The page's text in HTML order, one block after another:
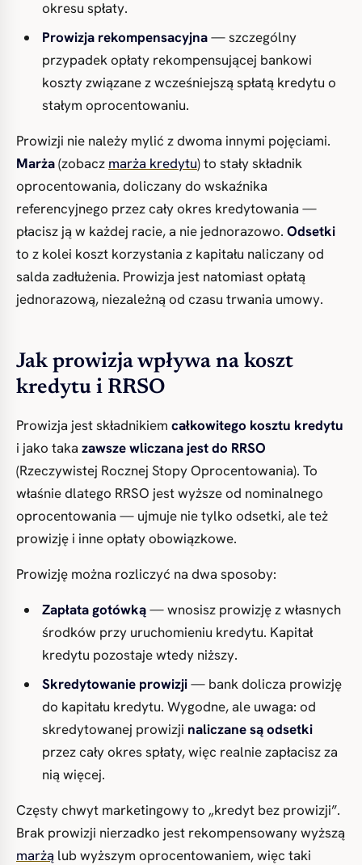
okresu spłaty.
Prowizja rekompensacyjna— szczególny
przypadek opłaty rekompensującej bankowi
koszty związane z wcześniejszą spłatą kredytu o
stałym oprocentowaniu.
Prowizji nie należy mylić z dwoma innymi pojęciami.
Marża(zobacz marża kredytu) to stały składnik
oprocentowania, doliczany do wskaźnika
referencyjnego przez cały okres kredytowania —
płacisz ją w każdej racie, a nie jednorazowo. Odsetki
to z kolei koszt korzystania z kapitału naliczany od
salda zadłużenia. Prowizja jest natomiast opłatą
jednorazową, niezależną od czasu trwania umowy.
Jak prowizja wpływa na koszt
kredytu i RRSO
Prowizja jest składnikiem całkowitego kosztu kredytu
i jako taka zawsze wliczana jest do RRSO
(Rzeczywistej Rocznej Stopy Oprocentowania). To
właśnie dlatego RRSO jest wyższe od nominalnego
oprocentowania — ujmuje nie tylko odsetki, ale też
prowizję i inne opłaty obowiązkowe.
Prowizję można rozliczyć na dwa sposoby:
Zapłata gotówką— wnosisz prowizję z własnych
środków przy uruchomieniu kredytu. Kapitał
kredytu pozostaje wtedy niższy.
Skredytowanie prowizji— bank dolicza prowizję
do kapitału kredytu. Wygodne, ale uwaga: od
skredytowanej prowizji naliczane są odsetki
przez cały okres spłaty, więc realnie zapłacisz za
nią więcej.
Częsty chwyt marketingowy to „kredyt bez prowizji”.
Brak prowizji nierzadko jest rekompensowany wyższą
marżą lub wyższym oprocentowaniem, więc taki